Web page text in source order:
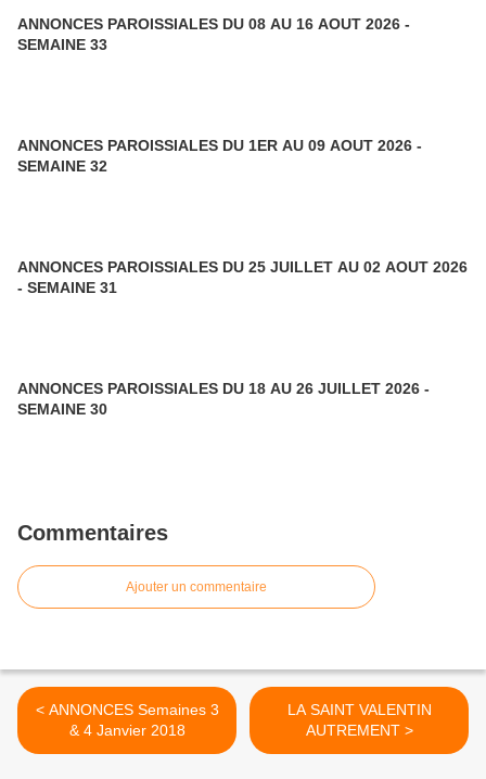
ANNONCES PAROISSIALES DU 08 AU 16 AOUT 2026 -
SEMAINE 33
ANNONCES PAROISSIALES DU 1ER AU 09 AOUT 2026 -
SEMAINE 32
ANNONCES PAROISSIALES DU 25 JUILLET AU 02 AOUT 2026
- SEMAINE 31
ANNONCES PAROISSIALES DU 18 AU 26 JUILLET 2026 -
SEMAINE 30
Commentaires
Ajouter un commentaire
< ANNONCES Semaines 3
& 4 Janvier 2018
LA SAINT VALENTIN
AUTREMENT >